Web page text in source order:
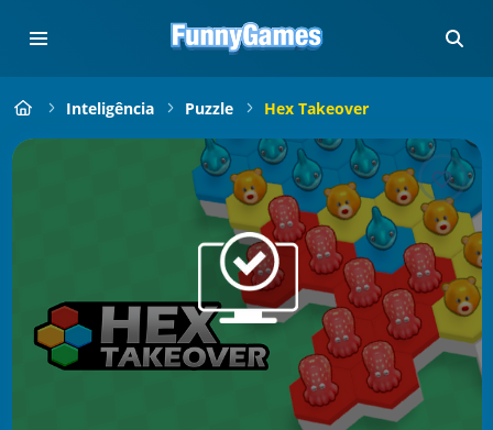
Inteligência Puzzle Hex Takeover